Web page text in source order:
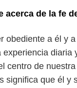
acerca de la fe
obediente a él y
experiencia diaria
centro de
significa que él y